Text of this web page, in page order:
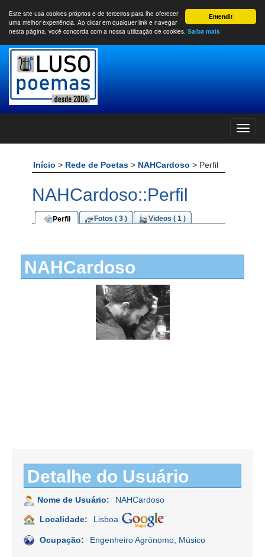
Entendi!
Este site usa cookies próprios e de terceiros para lhe oferecer
uma melhor experiência. Ao clicar em qualquer link e navegar
nesta página, você concorda com a nossa utilização de cookies. Saiba mais
Início > Rede de Poetas > NAHCardoso > Perfil
NAHCardoso::Perfil
Perfil Fotos ( 3 ) Videos ( 1 )
NAHCardoso
Detalhe do Usuário
Nome de Usuário: NAHCardoso
Localidade: Lisboa
Ocupação: Engenheiro Agrónomo, Músico